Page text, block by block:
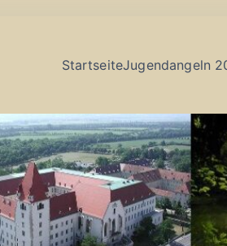
StartseiteJugendangeln